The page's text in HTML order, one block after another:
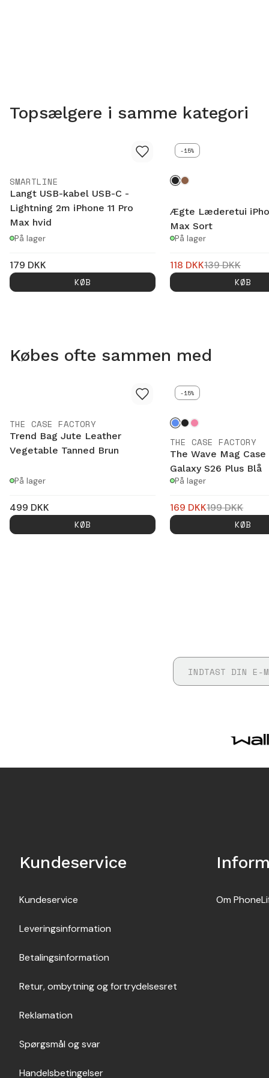
Topsælgere i samme kategori
SMARTLINE
Langt USB-kabel USB-C -
Lightning 2m iPhone 11 Pro
Max hvid
På lager
179 DKK
KØB
-15%
Ægte Læderetui
Max Sort
På lager
118 DKK139DKK
KØB
Købes ofte sammen med
THE CASE FACTORY
Trend Bag Jute Leather
Vegetable Tanned Brun
På lager
499 DKK
KØB
-15%
THE CASE FACTORY
The Wave Mag Case
Galaxy S26 Plus Blå
På lager
169 DKK199DKK
KØB
Kundeservice
Kundeservice
Leveringsinformation
Betalingsinformation
Retur, ombytning og fortrydelsesret
Reklamation
Spørgsmål og svar
Handelsbetingelser
Om